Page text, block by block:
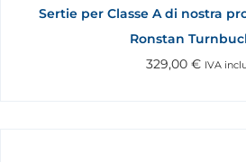
Sertie per Classe A di nostra
Ronstan
329,00 € IVA